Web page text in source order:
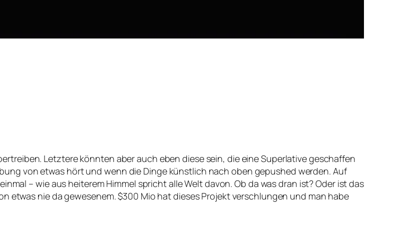
Letztere könnten aber auch eben diese sein, die eine Superlative geschaffen
von etwas hört und wenn die Dinge künstlich nach oben gepushed werden. Auf
– wie aus heiterem Himmel spricht alle Welt davon. Ob da was dran ist? Oder ist das
etwas nie da gewesenem. $300 Mio hat dieses Projekt verschlungen und man habe